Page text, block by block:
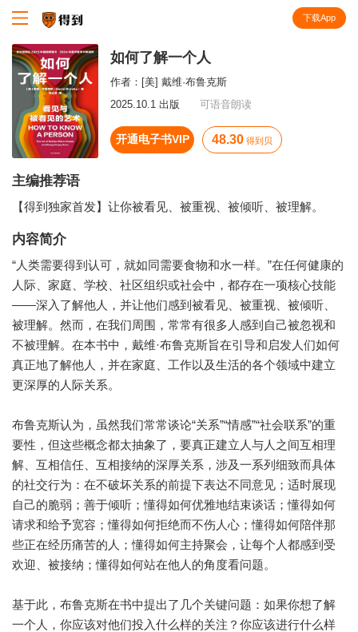
下载App
如何了解一个人
作者： [美] 戴维·布鲁克斯
2025.10.1 出版
可语音朗读
开通电子书VIP 48.30 得到贝
主编推荐语
【得到独家首发】让你被看见、被重视、被倾听、被理解。
内容简介
“人类需要得到认可，就如同需要食物和水一样。”在任何健康的
人际、家庭、学校、社区组织或社会中，都存在一项核心技能
——深入了解他人，并让他们感到被看见、被重视、被倾听、
被理解。然而，在我们周围，常常有很多人感到自己被忽视和
不被理解。在本书中，戴维·布鲁克斯旨在引导和启发人们如何
真正地了解他人，并在家庭、工作以及生活的各个领域中建立
更深厚的人际关系。
布鲁克斯认为，虽然我们常常谈论“关系”“情感”“社会联系”的重
要性，但这些概念都太抽象了，要真正建立人与人之间互相理
解、互相信任、互相接纳的深厚关系，涉及一系列细致而具体
的社交行为：在不破坏关系的前提下表达不同意见；适时展现
自己的脆弱；善于倾听；懂得如何优雅地结束谈话；懂得如何
请求和给予宽容；懂得如何拒绝而不伤人心；懂得如何陪伴那
些正在经历痛苦的人；懂得如何主持聚会，让每个人都感到受
欢迎、被接纳；懂得如何站在他人的角度看问题。
基于此，布鲁克斯在书中提出了几个关键问题：如果你想了解
一个人，你应该对他们投入什么样的关注？你应该进行什么样